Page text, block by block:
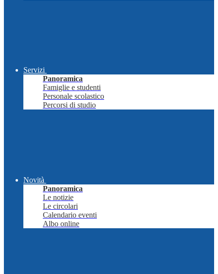
Servizi
Panoramica
Famiglie e studenti
Personale scolastico
Percorsi di studio
Novità
Panoramica
Le notizie
Le circolari
Calendario eventi
Albo online